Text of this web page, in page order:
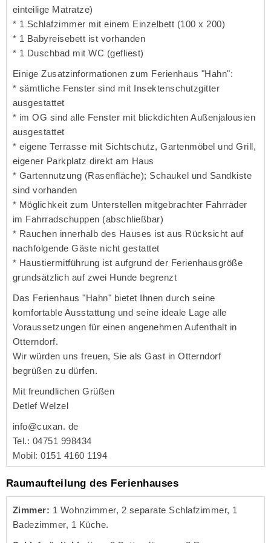
einteilige Matratze)
* 1 Schlafzimmer mit einem Einzelbett (100 x 200)
* 1 Babyreisebett ist vorhanden
* 1 Duschbad mit WC (gefliest)
Einige Zusatzinformationen zum Ferienhaus "Hahn":
* sämtliche Fenster sind mit Insektenschutzgitter
ausgestattet
* im OG sind alle Fenster mit blickdichten Außenjalousien
ausgestattet
* eigene Terrasse mit Sichtschutz, Gartenmöbel und Grill,
eigener Parkplatz direkt am Haus
* Gartennutzung (Rasenfläche); Schaukel und Sandkiste
sind vorhanden
* Möglichkeit zum Unterstellen mitgebrachter Fahrräder
im Fahrradschuppen (abschließbar)
* Rauchen innerhalb des Hauses ist aus Rücksicht auf
nachfolgende Gäste nicht gestattet
* Haustiermitführung ist aufgrund der Ferienhausgröße
grundsätzlich auf zwei Hunde begrenzt
Das Ferienhaus "Hahn" bietet Ihnen durch seine
komfortable Ausstattung und seine ideale Lage alle
Voraussetzungen für einen angenehmen Aufenthalt in
Otterndorf.
Wir würden uns freuen, Sie als Gast in Otterndorf
begrüßen zu dürfen.
Mit freundlichen Grüßen
Detlef Welzel
info@cuxan. de
Tel.: 04751 998434
Mobil: 0151 4160 1194
Raumaufteilung des Ferienhauses
Zimmer: 1 Wohnzimmer, 2 separate Schlafzimmer, 1
Badezimmer, 1 Küche.